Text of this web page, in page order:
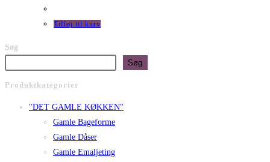
Tilføj til kurv
Søg
Søg
Produktkategorier
"DET GAMLE KØKKEN"
Gamle Bageforme
Gamle Dåser
Gamle Emaljeting